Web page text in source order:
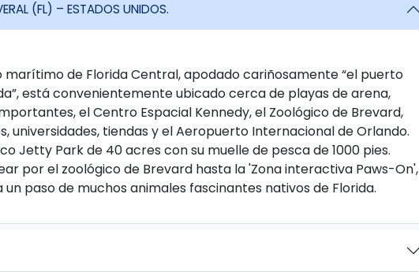
(FL) – ESTADOS UNIDOS.
de Florida Central, apodado cariñosamente “el puerto
está convenientemente ubicado cerca de playas de arena,
el Centro Espacial Kennedy, el Zoológico de Brevard,
universidades, tiendas y el Aeropuerto Internacional de Orlando.
Jetty Park de 40 acres con su muelle de pesca de 1000 pies.
por el zoológico de Brevard hasta la 'Zona interactiva Paws-On',
paso de muchos animales fascinantes nativos de Florida.